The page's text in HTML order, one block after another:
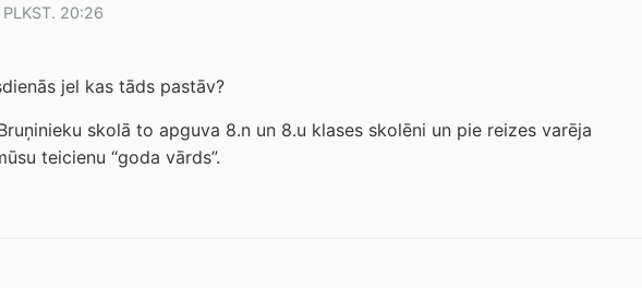
PLKST. 20:26
jel kas tāds pastāv?
skolā to apguva 8.n un 8.u klases skolēni un pie reizes varēja
teicienu “goda vārds”.